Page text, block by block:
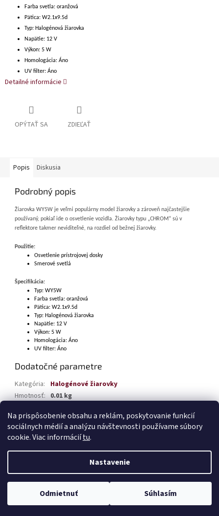
Na prispôsobenie obsahu a reklám, poskytovanie funkcií
sociálnych médií a analýzu návštevnosti používame súbory
cookie. Viac informáciítu.
Nastavenie
Odmietnuť Súhlasím
Farba svetla: oranžová
Pätica: W2.1x9.5d
Typ: Halogénová žiarovka
Napätie: 12 V
Výkon: 5 W
Homologácia: Áno
UV filter: Áno
Detailné informácie
OPÝTAŤ SA ZDIEĽAŤ
Popis Diskusia
Podrobný popis
Žiarovka WY5W je veľmi populárny model žiarovky a zároveň najčastejšie
používaný, pokiaľ ide o osvetlenie vozidla. Žiarovky typu „CHROM“ sú v
reflektore takmer neviditeľné, na rozdiel od bežnej žiarovky.
Použitie:
Osvetlenie prístrojovej dosky
Smerové svetlá
Špecifikácia:
Typ: WY5W
Farba svetla: oranžová
Pätica: W2.1x9.5d
Typ: Halogénová žiarovka
Napätie: 12 V
Výkon: 5 W
Homologácia: Áno
UV filter: Áno
Dodatočné parametre
Kategória:
Halogénové žiarovky
Hmotnosť: 0.01 kg
Copyright 2026TABAK Autodiely. Všetky práva vyhradené.Upraviť